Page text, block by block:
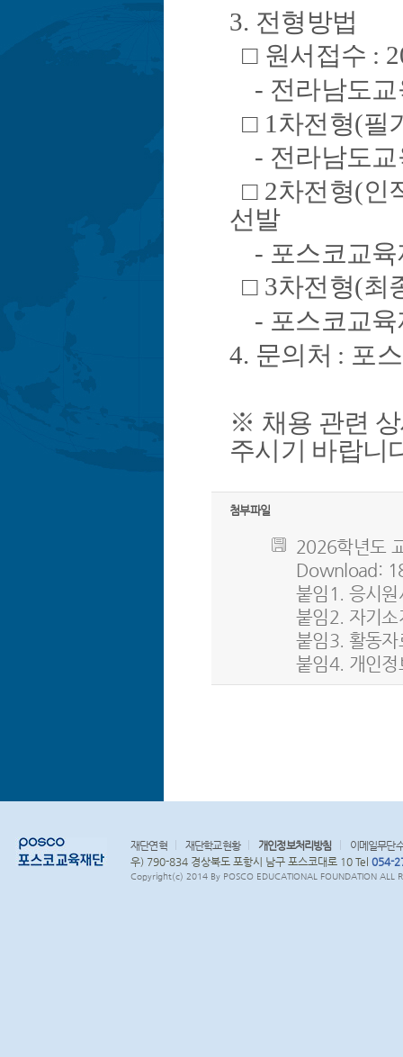
3. 전형방법
□ 원서접수 :
- 전라남도
□ 1 차전형(필
- 전라남도
□ 2차전형(인
선발
- 포스코교
□ 3차전형(최
- 포스코교
4. 문의처 : 포
※ 채용 관련
주시기 바랍니
첨부파일
2026학년도
Download:
붙임1. 응시
붙임2. 자기
붙임3. 활동
붙임4. 개인
재단연혁 재단학교현황 개인정보처리방침
이메일무단
우) 790-834 경상북도 포항시 남구 포스코대로 10 Tel 054-
Copyright(c) 2014 By POSCO EDUCATIONAL FOUNDATION ALL